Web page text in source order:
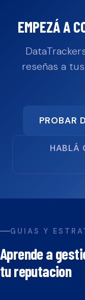
EMPEZÁ A
reseñas a
PROBAR
HABLÁ
GUIAS Y
Aprende a
tu reputacion